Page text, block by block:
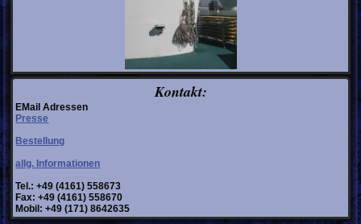
Kontakt:
EMail Adressen
Presse
Bestellung
allg. Informationen
Tel.: +49 (4161) 558673
Fax: +49 (4161) 558670
Mobil: +49 (171) 8642635